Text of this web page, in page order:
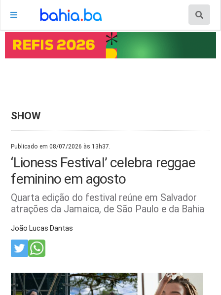
SHOW
Publicado em 08/07/2026 às 13h37.
‘Lioness Festival’ celebra reggae
feminino em agosto
Quarta edição do festival reúne em Salvador
atrações da Jamaica, de São Paulo e da Bahia
João Lucas Dantas